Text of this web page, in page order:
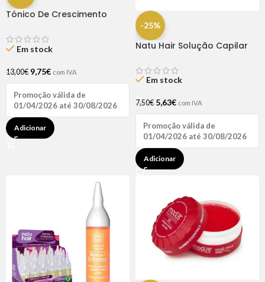
Tónico De Crescimento
Em stock
13,00€ 9,75€ com IVA
Promoção válida de
01/04/2026 até 30/08/2026
Adicionar
-25%
Natu Hair Solução Capilar
Em stock
7,50€ 5,63€ com IVA
Promoção válida de
01/04/2026 até 30/08/2026
Adicionar